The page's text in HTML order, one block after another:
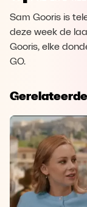
Sam Gooris is
deze week de
Gooris, elke
GO.